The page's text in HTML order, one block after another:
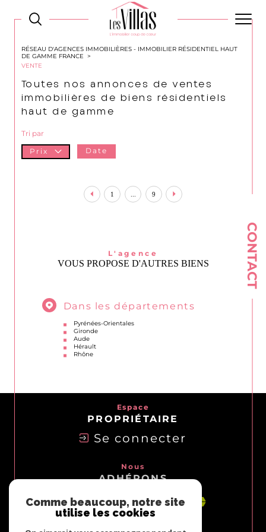
CONTACT
RÉSEAU D'AGENCES IMMOBILIÈRES - IMMOBILIER RÉSIDENTIEL HAUT
DE GAMME FRANCE
VENTE
Toutes nos annonces de ventes
immobilières de biens résidentiels
haut de gamme
Tri par
Prix Date
1 9
L'agence
VOUS PROPOSE D'AUTRES BIENS
Dans les départements
Pyrénées-Orientales
Gironde
Aude
Hérault
Rhône
Espace
PROPRIÉTAIRE
Se connecter
Nous
ADHÉRONS
Comme beaucoup, notre site
utilise les cookies